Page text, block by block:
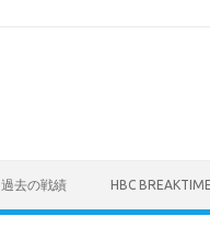
過去の戦績 HBC BREAKTIME